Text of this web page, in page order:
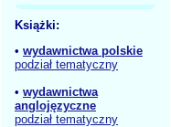
Książki:
• wydawnictwa polskie
podział tematyczny
• wydawnictwa
anglojęzyczne
podział tematyczny